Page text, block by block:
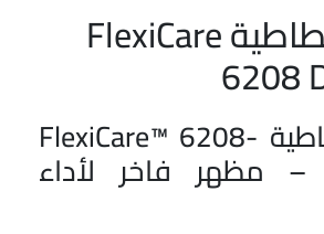
أرضيات مطاطية FlexiCare
6208
أرضيات مطاطية FlexiCare™ 6208-
Dark-Gray – مظهر فاخر لأداء